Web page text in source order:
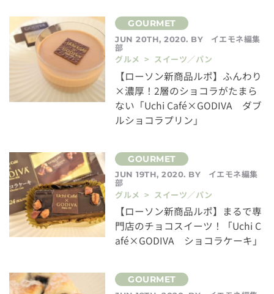
JUN 20TH, 2020. BY イエモネ編集
部
グルメ > スイーツ／パン
【ローソン新商品ルポ】ふんわり
×濃厚！2層のショコラがたまら
ない「Uchi Café×GODIVA ダブ
ルショコラプリン」
JUN 19TH, 2020. BY イエモネ編集
部
グルメ > スイーツ／パン
【ローソン新商品ルポ】まるで専
門店のチョコスイーツ！「Uchi C
afé×GODIVA ショコラケーキ」